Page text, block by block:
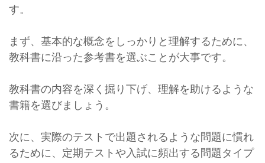
す。
まず、基本的な概念をしっかりと理解するために、
教科書に沿った参考書を選ぶことが大事です。
教科書の内容を深く掘り下げ、理解を助けるような
書籍を選びましょう。
次に、実際のテストで出題されるような問題に慣れ
るために、定期テストや入試に頻出する問題タイプ